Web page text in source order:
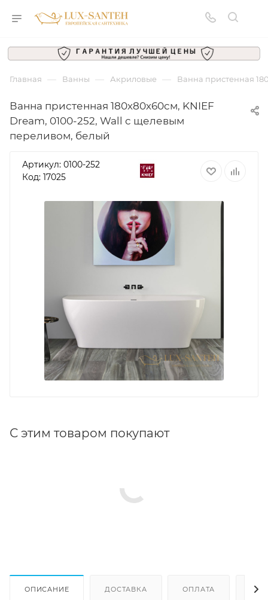
Главная — Ванны — Акриловые — Ванна пристенная
Ванна пристенная 180х80х60см, KNIEF
Dream, 0100-252, Wall с щелевым
переливом, белый
Артикул: 0100-252
Код: 17025
С этим товаром покупают
ОПИСАНИЕ ДОСТАВКА ОПЛАТА